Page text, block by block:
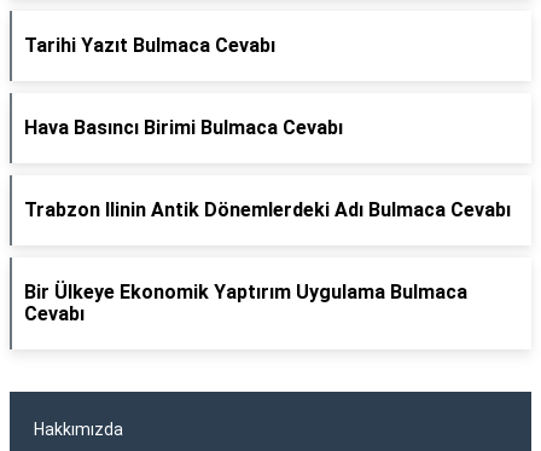
Tarihi Yazıt Bulmaca Cevabı
Hava Basıncı Birimi Bulmaca Cevabı
Trabzon Ilinin Antik Dönemlerdeki Adı Bulmaca Cevabı
Bir Ülkeye Ekonomik Yaptırım Uygulama Bulmaca
Cevabı
Hakkımızda